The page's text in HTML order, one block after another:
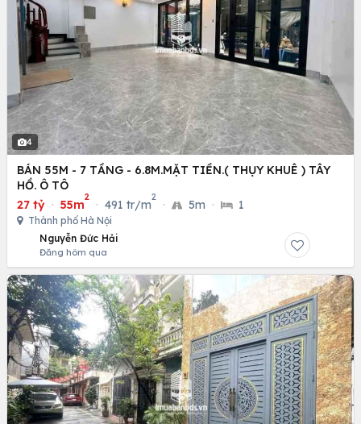
4
BÁN 55M - 7 TẦNG - 6.8M.MẶT TIỀN.( THỤY KHUÊ ) TÂY
HỒ. Ô TÔ
27 tỷ · 55m
2
· 491 tr/m
2
· 5m · 1
Thành phố Hà Nội
Nguyễn Đức Hải
Đăng hôm qua